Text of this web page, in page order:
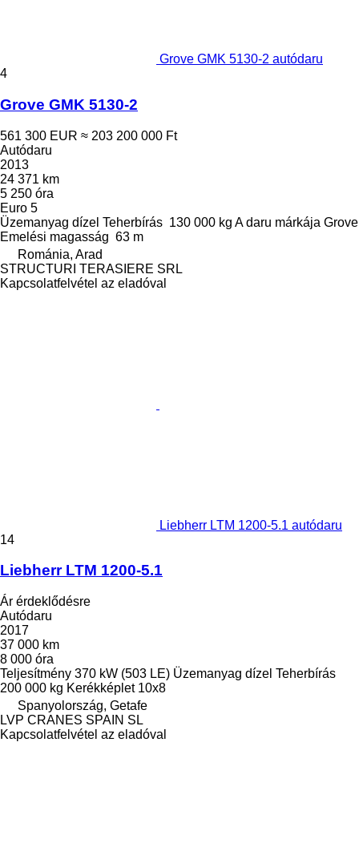
Grove GMK 5130-2 autódaru
4
Grove GMK 5130-2
561 300 EUR ≈ 203 200 000 Ft
Autódaru
2013
24 371 km
5 250 óra
Euro 5
Üzemanyag dízel Teherbírás 130 000 kg A daru márkája Grove
Emelési magasság 63 m
Románia, Arad
STRUCTURI TERASIERE SRL
Kapcsolatfelvétel az eladóval
Liebherr LTM 1200-5.1 autódaru
14
Liebherr LTM 1200-5.1
Ár érdeklődésre
Autódaru
2017
37 000 km
8 000 óra
Teljesítmény 370 kW (503 LE) Üzemanyag dízel Teherbírás
200 000 kg Kerékképlet 10x8
Spanyolország, Getafe
LVP CRANES SPAIN SL
Kapcsolatfelvétel az eladóval